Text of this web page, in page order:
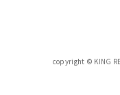
copyright © KING